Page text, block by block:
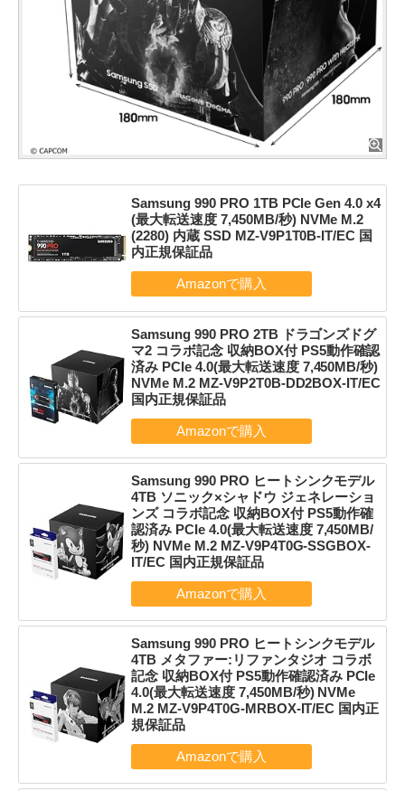
Samsung 990 PRO 1TB PCIe Gen 4.0 x4
(最大転送速度 7,450MB/秒) NVMe M.2
(2280) 内蔵 SSD MZ-V9P1T0B-IT/EC 国
内正規保証品
Samsung 990 PRO 2TB ドラゴンズドグ
マ2 コラボ記念 収納BOX付 PS5動作確認
済み PCIe 4.0(最大転送速度 7,450MB/秒)
NVMe M.2 MZ-V9P2T0B-DD2BOX-IT/EC
国内正規保証品
Samsung 990 PRO ヒートシンクモデル
4TB ソニック×シャドウ ジェネレーショ
ンズ コラボ記念 収納BOX付 PS5動作確
認済み PCIe 4.0(最大転送速度 7,450MB/
秒) NVMe M.2 MZ-V9P4T0G-SSGBOX-
IT/EC 国内正規保証品
Samsung 990 PRO ヒートシンクモデル
4TB メタファー:リファンタジオ コラボ
記念 収納BOX付 PS5動作確認済み PCIe
4.0(最大転送速度 7,450MB/秒) NVMe
M.2 MZ-V9P4T0G-MRBOX-IT/EC 国内正
規保証品